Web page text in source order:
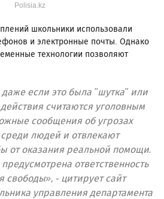
Polisia.kz
школьники использовали
и электронные почты. Однако
технологии позволяют
если это была "шутка" или
считаются уголовным
сообщения об угрозах
людей и отвлекают
от оказания реальной помощи.
ответственность
свободы», - цитирует сайт
управления департамента